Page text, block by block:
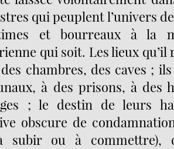
qui peuplent l’univers
et bourreaux à la
qui soit. Les lieux qu’il
chambres, des caves ;
à des prisons, à des
; le destin de leurs
obscure de
subir ou à commettre),